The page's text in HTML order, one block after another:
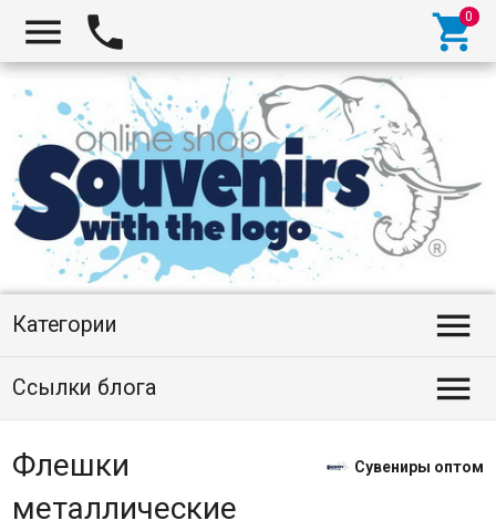
  
Категории 
Ссылки блога 
Флешки
металлические
Сувениры оптом